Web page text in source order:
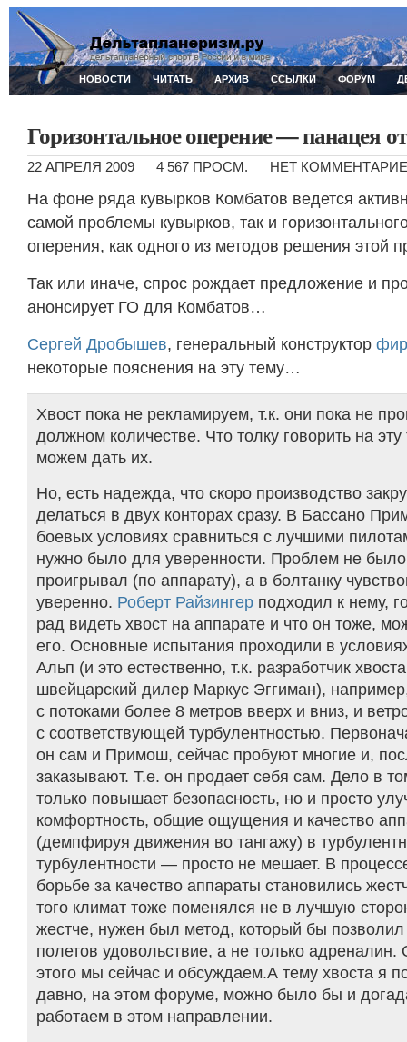
НОВОСТИ ЧИТАТЬ АРХИВ ССЫЛКИ ФОРУМ
Горизонтальное оперение — панацея
22 АПРЕЛЯ 2009 4 567 ПРОСМ. НЕТ
На фоне ряда кувырков Комбатов ведется
самой проблемы кувырков, так и
оперения, как одного из методов решения этой
Так или иначе, спрос рождает предложение и
анонсирует ГО для Комбатов…
Сергей Дробышев, генеральный конструктор
некоторые пояснения на эту тему…
Хвост пока не рекламируем, т.к. они пока не
должном количестве. Что толку говорить на
можем дать их.
Но, есть надежда, что скоро производство
делаться в двух конторах сразу. В Бассано
боевых условиях сравниться с лучшими
нужно было для уверенности. Проблем не
проигрывал (по аппарату), а в болтанку
уверенно. Роберт Райзингер подходил к нему,
рад видеть хвост на аппарате и что он тоже,
его. Основные испытания проходили в
Альп (и это естественно, т.к. разработчик
швейцарский дилер Маркус Эггиман),
с потоками более 8 метров вверх и вниз, и
с соответствующей турбулентностью.
он сам и Примош, сейчас пробуют многие и,
заказывают. Т.е. он продает себя сам. Дело в
только повышает безопасность, но и просто
комфортность, общие ощущения и качество
(демпфируя движения во тангажу) в
турбулентности — просто не мешает. В
борьбе за качество аппараты становились
того климат тоже поменялся не в лучшую
жестче, нужен был метод, который бы позволил
полетов удовольствие, а не только адреналин.
этого мы сейчас и обсуждаем.А тему хвоста я
давно, на этом форуме, можно было бы и
работаем в этом направлении.